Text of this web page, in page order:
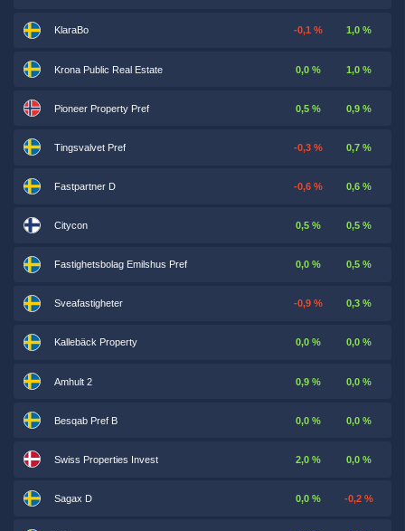
KlaraBo -0,1 % 1,0 %
Krona Public Real Estate 0,0 % 1,0 %
Pioneer Property Pref 0,5 % 0,9 %
Tingsvalvet Pref -0,3 % 0,7 %
Fastpartner D -0,6 % 0,6 %
Citycon 0,5 % 0,5 %
Fastighetsbolag Emilshus Pref 0,0 % 0,5 %
Sveafastigheter -0,9 % 0,3 %
Kallebäck Property 0,0 % 0,0 %
Amhult 2 0,9 % 0,0 %
Besqab Pref B 0,0 % 0,0 %
Swiss Properties Invest 2,0 % 0,0 %
Sagax D 0,0 % -0,2 %